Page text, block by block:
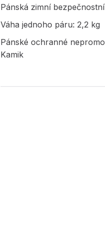
Pánská zimní
Váha jednoho páru: 2,2 kg
Pánské ochranné
Kamik